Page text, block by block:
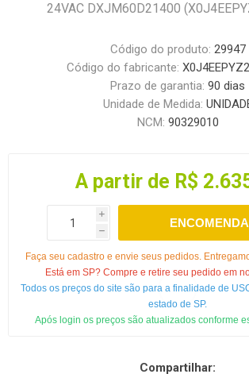
24VAC DXJM60D21400
Código do produto: 29947
Código do fabricante:
Prazo de garantia: 90 dias
Unidade de Medida:
NCM: 90329010
A partir de R$
i
h
Faça seu cadastro e envie seus pedidos.
Está em SP? Compre e retire seu pedido em
Todos os preços do site são para a finalidade de
estado de SP.
Após login os preços são atualizados conforme
Compartilhar: